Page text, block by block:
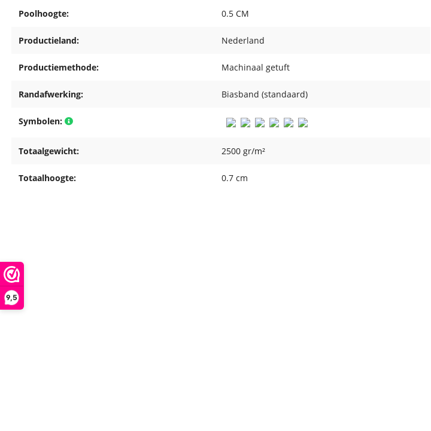
9,5
Poolhoogte: 0.5 CM
Productieland: Nederland
Productiemethode: Machinaal getuft
Randafwerking: Biasband (standaard)
Symbolen:
Totaalgewicht: 2500 gr/m²
Totaalhoogte: 0.7 cm